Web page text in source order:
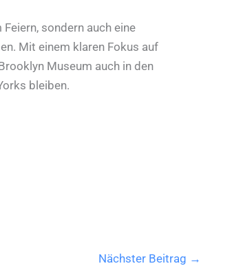
sondern auch eine
Mit einem klaren Fokus auf
Museum auch in den
bleiben.
Nächster Beitrag →